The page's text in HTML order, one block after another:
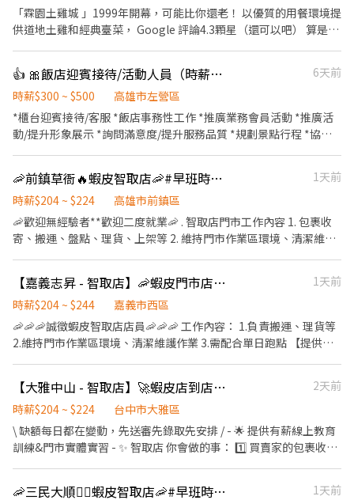
「霖園土雞城 」1999年開幕，可能比你還老！ 以優質的用餐環境提
供道地土雞和經典臺菜， Google 評論4.3顆星（還可以吧） 算是有
碗機+碗盤歸位+洗碗區保持整潔。 ◼️工作時間： 週三、四、五
17:00-21:00 （白天可上也可以） 六日 11:00-14:30 16:30-
21:00（八小時） ◼️薪資待遇： 國定假日雙倍薪資420元/小時 超過8
小有加班費282元/小時 超過10小有加班費352元/小時 六日中午提供
午餐。 有勞保、健保、勞退、生日禮金500 ◼️請帶履歷來面試，希
碗洗的完、洗的乾淨， 想幹嘛就幹嘛，哈拉聽音樂都可以。 如果你
也想要一個沒人管你不用看客人臉色的工作， 這或許會適合你😉
👍 🎀飯店迎賓接待/活動人員（時薪300-500含獎金)另徵飯店優質清潔房務
6天前
時薪$300 ~ $500
高雄市左營區
*櫃台迎賓接待/客服 *飯店事務性工作 *推廣業務會員活動 *推廣活
動/提升形象展示 *詢問滿意度/提升服務品質 *規劃景點行程 *協助
🦐前鎮草衙🔥蝦皮智取店🦐#早班時薪 #晚班時薪 #完整教育訓練
1天前
時薪$204 ~ $224
高雄市前鎮區
🦐歡迎無經驗者**歡迎二度就業🦐 . 智取店門市工作內容 1. 包裹收
寄、搬運、盤點、理貨、上架等 2. 維持門市作業區環境、清潔維護
作門店會分在1-3間門市排班 (多數區域為2間以內) 4. 須配合蝦皮店
到店工作內容調整 5. 偶爾須配合鄰近有人店門市支援 . 班別 🟢早班
時間：07:00-12:00 🔺早班彈性7:00-8:30間可到班🔺 🟢晚班時間：
17:30-22:30 ▶早/晚班下班時間也麻煩彈性延後，時間都有可能會
15號 ▶只能薪轉本人帳戶，無法領現 ▶提供完整線上或實體教育訓
練及實體店面實習考核，皆有計薪 . 休假制度 排休制 (依照門市與個
人可配合時段) . 以下需跑的店點 主要門市🔽 前鎮草衙 - 智取店 高雄
市前鎮區草衙二路439號1樓 . 跑點門市🔽 前鎮天山 - 智取店 高雄市
前鎮區天山路20巷4號1樓 前鎮鎮中 - 智取店 高雄市前鎮區鎮中路
187號1樓 前鎮永豐 - 智取店 高雄市前鎮區永豐路103號1樓 前鎮民
裕 - 智取店 高雄市前鎮區民裕街63號1樓 前鎮公正 - 智取店 高雄市
【嘉義志昇 - 智取店】🦐蝦皮門市店員✨ #薪資高 #快速上工 #完整職訓
1天前
時薪$204 ~ $244
嘉義市西區
🦐🦐🦐誠徵蝦皮智取店店員🦐🦐🦐 工作內容： 1.負責搬運、理貨等
2.維持門市作業區環境、清潔維護作業 3.需配合單日跑點 【提供完
($244)✨ （詳細上班時間如下） ＝＝＝＝＝＝＝＝＝＝＝＝＝＝＝
＝＝＝＝ 早班時薪：07:00-12:00（可彈性調整"上班時間"最晚從
08:30開始，預計排班3-5小時） 晚班時薪：18:30-22:30 夜班時
薪：23:30-03:30 (一週排班約3～4天)
【大雅中山 - 智取店】🚀蝦皮店到店 PT🍤｜有薪教育訓練 × 免輪班
2天前
時薪$204 ~ $224
台中市大雅區
\ 缺額每日都在變動，先送審先錄取先安排 / - 🌟 提供有薪線上教育
訓練&門市實體實習 - ✨ 智取店 你會做的事： 1️⃣ 買賣家的包裹收
適取貨環境 4️⃣ 必須有駕照及機車，支援10公里內門市跑點 5️⃣ 配合
🦐三民大順❤️‍🔥蝦皮智取店🦐#早班時薪 #晚班時薪 #完整教育訓練
1天前